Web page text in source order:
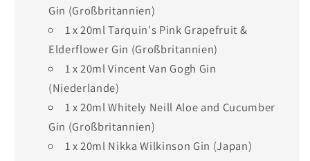
Gin (Großbritannien)
1 x 20ml Tarquin's Pink Grapefruit &
Elderflower Gin (Großbritannien)
1 x 20ml Vincent Van Gogh Gin
(Niederlande)
1 x 20ml Whitely Neill Aloe and Cucumber
Gin (Großbritannien)
1 x 20ml Nikka Wilkinson Gin (Japan)